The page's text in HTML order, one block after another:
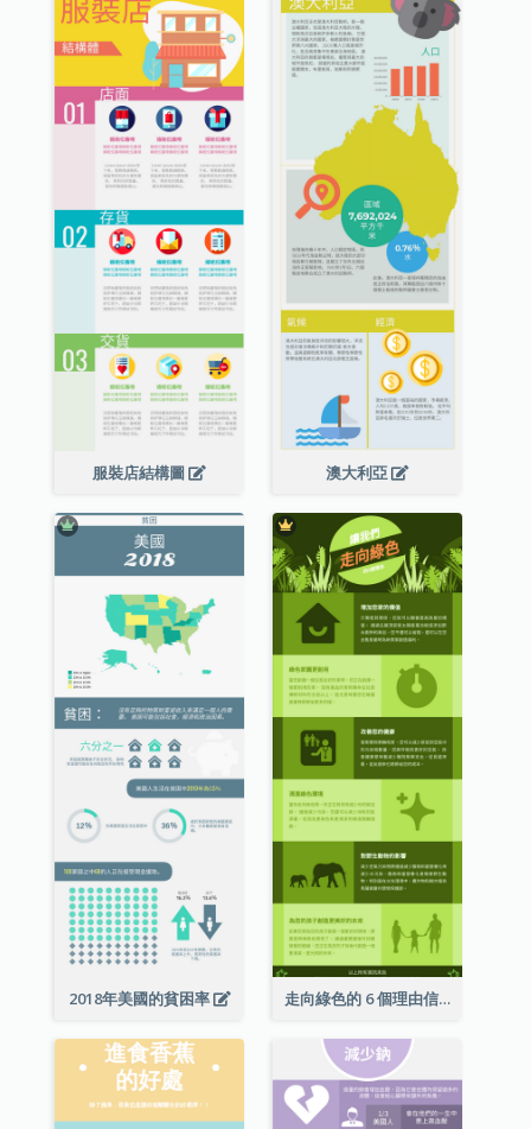
服裝店結構圖 澳大利亞
2018年美國的貧困率 走向綠色的 6 個理由信息圖表